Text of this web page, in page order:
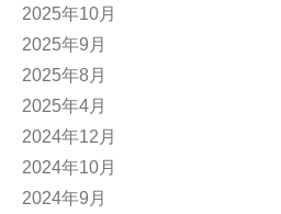
2025年10月
2025年9月
2025年8月
2025年4月
2024年12月
2024年10月
2024年9月